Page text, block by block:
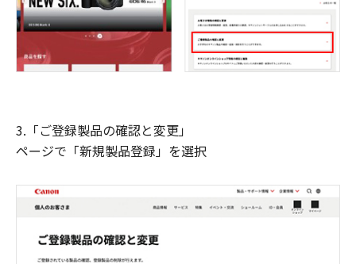
3.「ご登録製品の確認と変更」
ページで「新規製品登録」を選択